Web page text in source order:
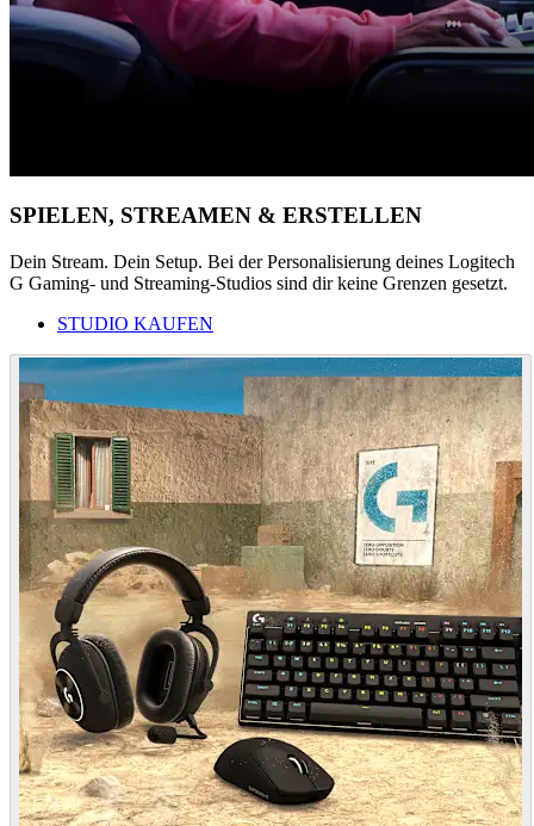
SPIELEN, STREAMEN & ERSTELLEN
Dein Stream. Dein Setup. Bei der Personalisierung deines Logitech
G Gaming- und Streaming-Studios sind dir keine Grenzen gesetzt.
STUDIO KAUFEN